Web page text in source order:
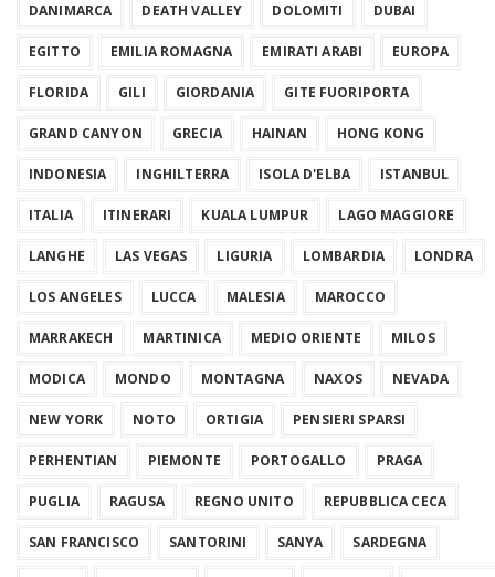
DANIMARCA DEATH VALLEY DOLOMITI DUBAI
EGITTO EMILIA ROMAGNA EMIRATI ARABI EUROPA
FLORIDA GILI GIORDANIA GITE FUORIPORTA
GRAND CANYON GRECIA HAINAN HONG KONG
INDONESIA INGHILTERRA ISOLA D'ELBA ISTANBUL
ITALIA ITINERARI KUALA LUMPUR LAGO MAGGIORE
LANGHE LAS VEGAS LIGURIA LOMBARDIA LONDRA
LOS ANGELES LUCCA MALESIA MAROCCO
MARRAKECH MARTINICA MEDIO ORIENTE MILOS
MODICA MONDO MONTAGNA NAXOS NEVADA
NEW YORK NOTO ORTIGIA PENSIERI SPARSI
PERHENTIAN PIEMONTE PORTOGALLO PRAGA
PUGLIA RAGUSA REGNO UNITO REPUBBLICA CECA
SAN FRANCISCO SANTORINI SANYA SARDEGNA